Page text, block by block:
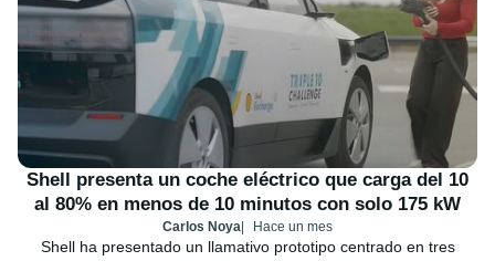
Shell presenta un coche eléctrico que carga del 10
al 80% en menos de 10 minutos con solo 175 kW
Carlos Noya Hace un mes
Shell ha presentado un llamativo prototipo centrado en tres